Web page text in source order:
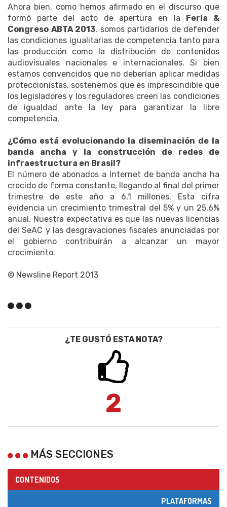
Ahora bien, como hemos afirmado en el discurso que
formó parte del acto de apertura en la Feria &
Congreso ABTA 2013, somos partidarios de defender
las condiciones igualitarias de competencia tanto para
las producción como la distribución de contenidos
audiovisuales nacionales e internacionales. Si bien
estamos convencidos que no deberían aplicar medidas
proteccionistas, sostenemos que es imprescindible que
los legisladores y los reguladores creen las condiciones
de igualdad ante la ley para garantizar la libre
competencia.
¿Cómo está evolucionando la diseminación de la
banda ancha y la construcción de redes de
infraestructura en Brasil?
El número de abonados a Internet de banda ancha ha
crecido de forma constante, llegando al final del primer
trimestre de este año a 6,1 millones. Esta cifra
evidencia un crecimiento trimestral del 5% y un 25,6%
anual. Nuestra expectativa es que las nuevas licencias
del SeAC y las desgravaciones fiscales anunciadas por
el gobierno contribuirán a alcanzar un mayor
crecimiento.
© Newsline Report 2013
¿TE GUSTÓ ESTA NOTA?
2
MÁS SECCIONES
CONTENIDOS
PLATAFORMAS